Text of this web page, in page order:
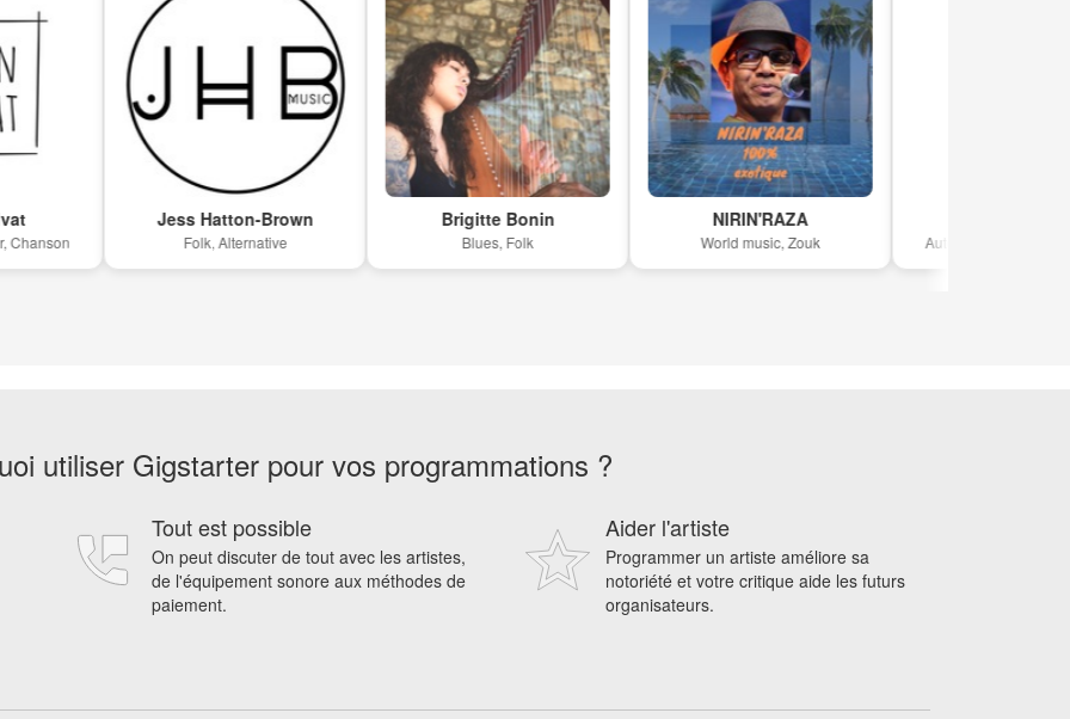
Jess Hatton-Brown
Folk, Alternative
Brigitte Bonin
Blues, Folk
NIRIN'RAZA
World music, Zouk Auteur-Compositeur,
utiliser Gigstarter pour vos programmations ?
Tout est possible
On peut discuter de tout avec les artistes,
de l'équipement sonore aux méthodes de
paiement.
Aider l'artiste
Programmer un artiste améliore sa
notoriété et votre critique aide les futurs
organisateurs.